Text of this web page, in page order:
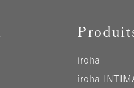
iroha
iroha